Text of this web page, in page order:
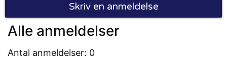
Skriv en anmeldelse
Alle anmeldelser
Antal anmeldelser: 0